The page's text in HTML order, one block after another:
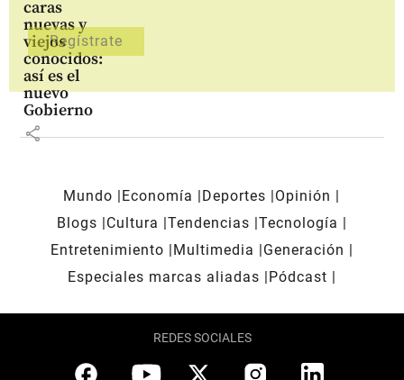
caras
nuevas y
viejos
conocidos:
así es el
nuevo
Gobierno
share
Mundo Economía Deportes
Opinión
Blogs
Cultura Tendencias Tecnología
Entretenimiento
Multimedia
Generación
Especiales marcas aliadas
Pódcast
REDES SOCIALES